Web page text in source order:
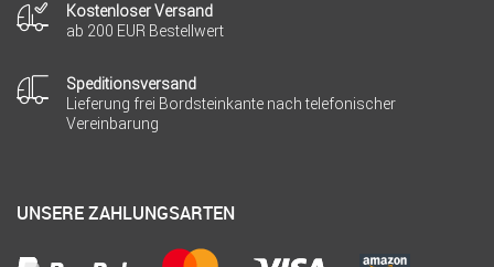
Kostenloser Versand
ab 200 EUR Bestellwert
Speditionsversand
Lieferung frei Bordsteinkante nach telefonischer
Vereinbarung
UNSERE ZAHLUNGSARTEN